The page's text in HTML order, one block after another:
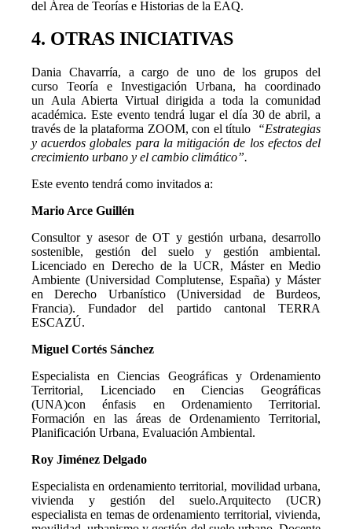
del Área de Teorías e Historias de la EAQ.
4. OTRAS INICIATIVAS
Dania Chavarría, a cargo de uno de los grupos del
curso Teoría e Investigación Urbana, ha coordinado
un Aula Abierta Virtual dirigida a toda la comunidad
académica. Este evento tendrá lugar el día 30 de abril, a
través de la plataforma ZOOM, con el título “Estrategias
y acuerdos globales para la mitigación de los efectos del
crecimiento urbano y el cambio climático”.
Este evento tendrá como invitados a:
Mario Arce Guillén
Consultor y asesor de OT y gestión urbana, desarrollo
sostenible, gestión del suelo y gestión ambiental.
Licenciado en Derecho de la UCR, Máster en Medio
Ambiente (Universidad Complutense, España) y Máster
en Derecho Urbanístico (Universidad de Burdeos,
Francia). Fundador del partido cantonal TERRA
ESCAZÚ.
Miguel Cortés Sánchez
Especialista en Ciencias Geográficas y Ordenamiento
Territorial, Licenciado en Ciencias Geográficas
(UNA)con énfasis en Ordenamiento Territorial.
Formación en las áreas de Ordenamiento Territorial,
Planificación Urbana, Evaluación Ambiental.
Roy Jiménez Delgado
Especialista en ordenamiento territorial, movilidad urbana,
vivienda y gestión del suelo.Arquitecto (UCR)
especialista en temas de ordenamiento territorial, vivienda,